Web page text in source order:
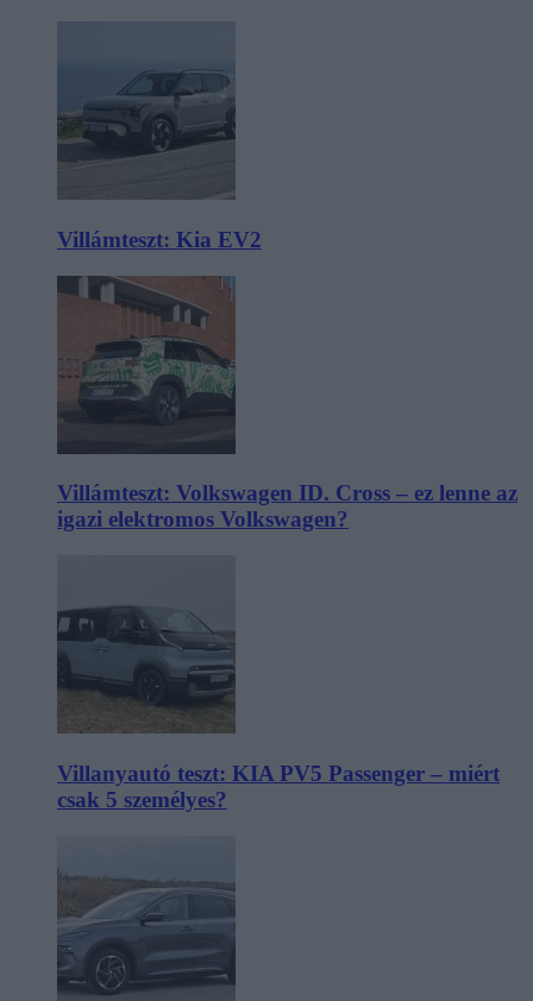
Villámteszt: Kia EV2
Villámteszt: Volkswagen ID. Cross – ez lenne az
igazi elektromos Volkswagen?
Villanyautó teszt: KIA PV5 Passenger – miért
csak 5 személyes?